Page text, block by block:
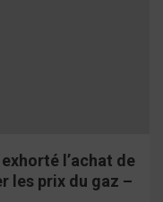
l’achat de
les prix du gaz –